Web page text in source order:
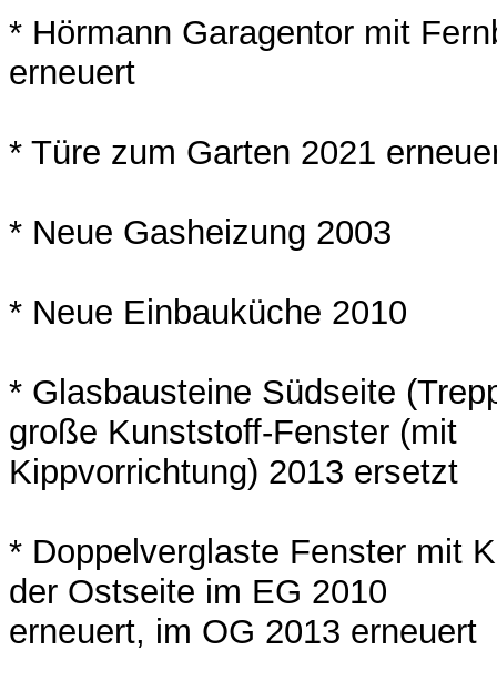
* Hörmann Garagentor mit
erneuert
* Türe zum Garten 2021
* Neue Gasheizung 2003
* Neue Einbauküche 2010
* Glasbausteine Südseite
große Kunststoff-Fenster (mit
Kippvorrichtung) 2013 ersetzt
* Doppelverglaste Fenster mit
der Ostseite im EG 2010
erneuert, im OG 2013 erneuert